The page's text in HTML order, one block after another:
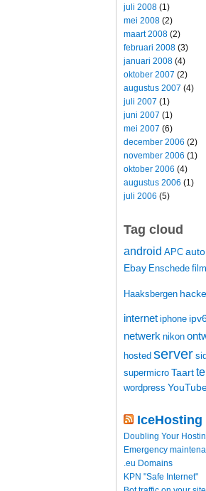
juli 2008 (1)
mei 2008 (2)
maart 2008 (2)
februari 2008 (3)
januari 2008 (4)
oktober 2007 (2)
augustus 2007 (4)
juli 2007 (1)
juni 2007 (1)
mei 2007 (6)
december 2006 (2)
november 2006 (1)
oktober 2006 (4)
augustus 2006 (1)
juli 2006 (5)
Tag cloud
android APC auto
Ebay Enschede film
Haaksbergen
internet iphone
netwerk nikon
hosted server
supermicro Taart
wordpress
IceHosting
Doubling Your
Emergency
.eu Domains
KPN "Safe Internet"